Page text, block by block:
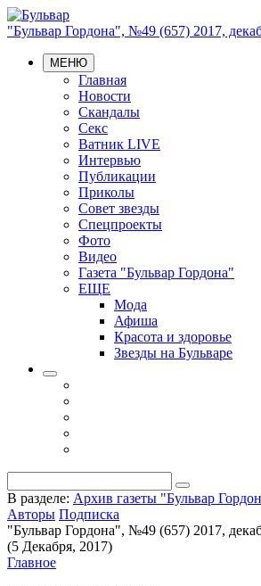
"Бульвар Гордона", №49 (657) 2017,
МЕНЮ
Главная
Новости
Скандалы
Секс
Ватник LIVE
Интервью
Публикации
Приколы
Совет звезды
Спецпроекты
Фото
Видео
Газета "Бульвар Гордона"
ЕЩЕ
Мода
Афиша
Красота и здоровье
Звезды на Бульваре
В разделе: Архив газеты "Бульвар
Авторы Подписка
"Бульвар Гордона", №49 (657) 2017,
(5 Декабря, 2017)
Главное